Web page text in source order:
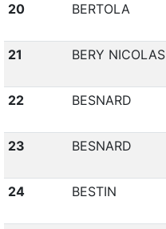
20 BERTOLA
21 BERY NICOLAS
22 BESNARD
23 BESNARD
24 BESTIN